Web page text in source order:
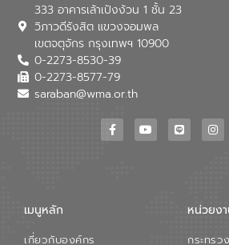
333 อาคารเล้าเป้งง้วน 1 ชั้น 23
วิภาวดีรังสิต แขวงจอมพล
เขตจตุจักร กรุงเทพฯ 10900
0-2273-8530-39
0-2273-8577-79
saraban@wma.or.th
เมนูหลัก
เกี่ยวกับองค์กร
หน่วยง
กระทรว